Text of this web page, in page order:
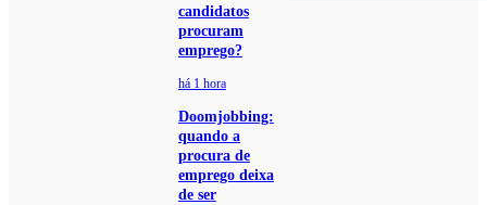
candidatos
procuram
emprego?
há 1 hora
Doomjobbing:
quando a
procura de
emprego deixa
de ser